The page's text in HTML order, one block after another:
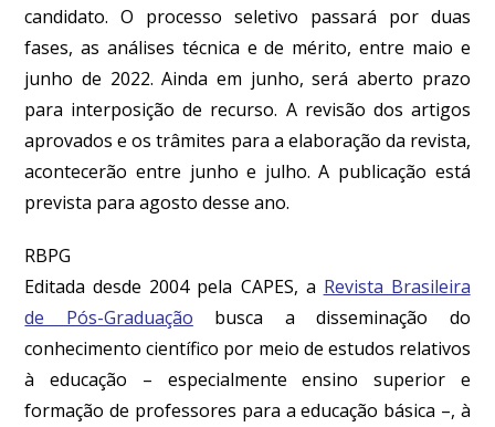
candidato. O processo seletivo passará por duas
fases, as análises técnica e de mérito, entre maio e
junho de 2022. Ainda em junho, será aberto prazo
para interposição de recurso. A revisão dos artigos
aprovados e os trâmites para a elaboração da revista,
acontecerão entre junho e julho. A publicação está
prevista para agosto desse ano.
RBPG
Editada desde 2004 pela CAPES, a Revista Brasileira
de Pós-Graduação busca a disseminação do
conhecimento científico por meio de estudos relativos
à educação – especialmente ensino superior e
formação de professores para a educação básica –, à